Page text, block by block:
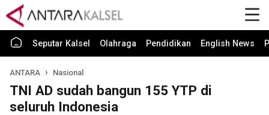
Seputar Kalsel Olahraga Pendidikan English News
ANTARA Nasional
TNI AD sudah bangun 155 YTP di
seluruh Indonesia